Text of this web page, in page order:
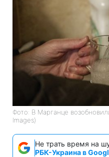
Фото: В Марганце
Images)
Не трать время на
РБК-Украина в